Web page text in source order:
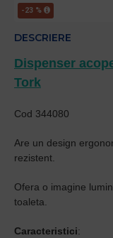
-23 %
DESCRIERE
Dispenser
Tork
Cod 344080
Are un design
rezistent.
Ofera o imagine
toaleta.
Caracteristici: